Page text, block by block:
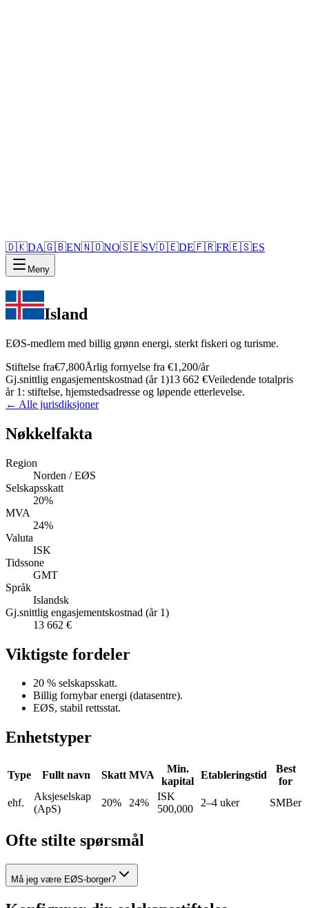
🇩🇰DA🇬🇧EN🇳🇴NO🇸🇪SV🇩🇪DE🇫🇷FR🇪🇸ES
Meny
Island
EØS-medlem med billig grønn energi, sterkt fiskeri og turisme.
Stiftelse fra€7,800Årlig fornyelse fra €1,200/år
Gj.snittlig engasjementskostnad (år 1)13 662 €Veiledende totalpris
år 1: stiftelse, hjemstedsadresse og løpende etterlevelse.
← Alle jurisdiksjoner
Nøkkelfakta
Region
Norden / EØS
Selskapsskatt
20%
MVA
24%
Valuta
ISK
Tidssone
GMT
Språk
Islandsk
Gj.snittlig engasjementskostnad (år 1)
13 662 €
Viktigste fordeler
20 % selskapsskatt.
Billig fornybar energi (datasentre).
EØS, stabil rettsstat.
Enhetstyper
Type Fullt navn Skatt MVA
Min.
kapital
Etableringstid
Best
for
ehf.
Aksjeselskap
(ApS)
20% 24%
ISK
500,000
2–4 uker SMBer
Ofte stilte spørsmål
Må jeg være EØS-borger?